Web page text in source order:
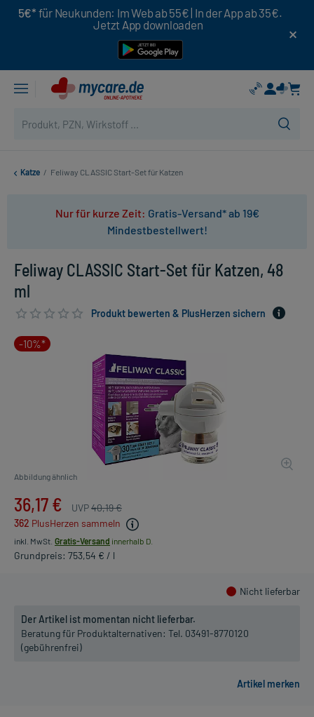
5€* für Neukunden: Im Web ab 55€ | In der App ab 35€.
Jetzt App downloaden
Katze / Feliway CLASSIC Start-Set für Katzen
Nur für kurze Zeit: Gratis-Versand* ab 19€
Mindestbestellwert!
Feliway CLASSIC Start-Set für Katzen, 48
ml
Produkt bewerten & PlusHerzen sichern
-10%*
Abbildung ähnlich
36,17 € UVP40,19 €
362 PlusHerzen sammeln
inkl. MwSt. Gratis-Versand innerhalb D.
Grundpreis: 753,54 € / l
Nicht lieferbar
Der Artikel ist momentan nicht lieferbar.
Beratung für Produktalternativen: Tel. 03491-8770120
(gebührenfrei)